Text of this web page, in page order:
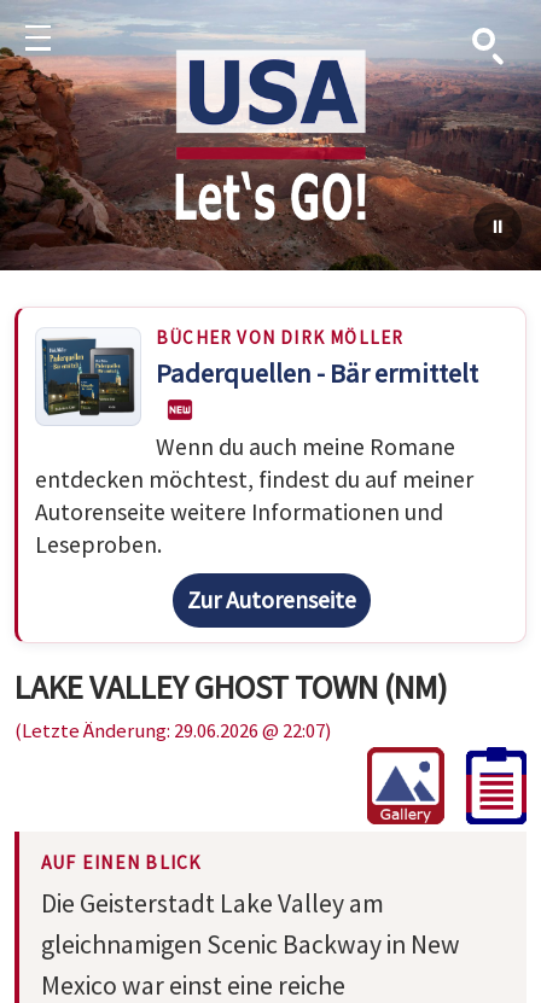
Menu Suche
BÜCHER VON DIRK MÖLLER
Paderquellen - Bär ermittelt
Wenn du auch meine Romane
entdecken möchtest, findest du auf meiner
Autorenseite weitere Informationen und
Leseproben.
Zur Autorenseite
LAKE VALLEY GHOST TOWN (NM)
(Letzte Änderung: 29.06.2026 @ 22:07)
AUF EINEN BLICK
Die Geisterstadt Lake Valley am
gleichnamigen Scenic Backway in New
Mexico war einst eine reiche